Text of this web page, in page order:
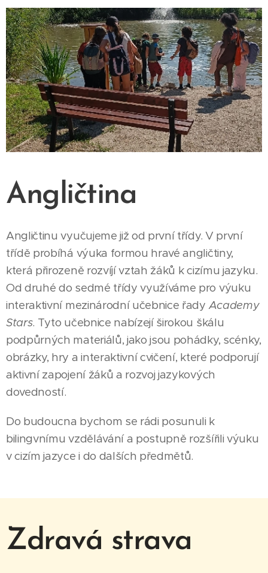
Angličtina
Angličtinu vyučujeme již od první třídy. V první
třídě probíhá výuka formou hravé angličtiny,
která přirozeně rozvíjí vztah žáků k cizímu jazyku.
Od druhé do sedmé třídy využíváme pro výuku
interaktivní mezinárodní učebnice řady Academy
Stars. Tyto učebnice nabízejí širokou škálu
podpůrných materiálů, jako jsou pohádky, scénky,
obrázky, hry a interaktivní cvičení, které podporují
aktivní zapojení žáků a rozvoj jazykových
dovedností.
Do budoucna bychom se rádi posunuli k
bilingvnímu vzdělávání a postupně rozšířili výuku
v cizím jazyce i do dalších předmětů.
Zdravá strava